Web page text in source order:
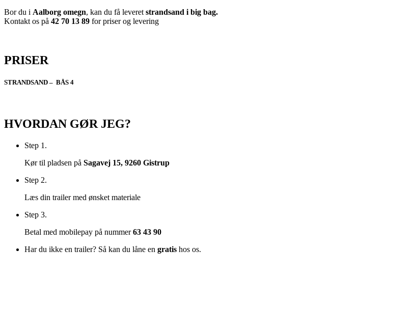
Bor du i Aalborg omegn, kan du få leveret strandsand i big bag.
Kontakt os på 42 70 13 89 for priser og levering
PRISER
STRANDSAND – BÅS 4
HVORDAN GØR JEG?
Step 1.
Kør til pladsen på Sagavej 15, 9260 Gistrup
Step 2.
Læs din trailer med ønsket materiale
Step 3.
Betal med mobilepay på nummer63 43 90
Har du ikke en trailer? Så kan du låne en gratis hos os.